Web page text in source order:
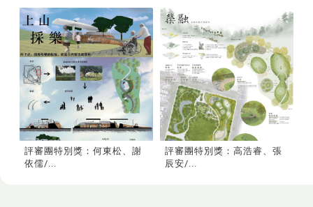
評審團特別獎：何東松、謝
依儒/...
評審團特別獎：高浩睿、張
辰安/...